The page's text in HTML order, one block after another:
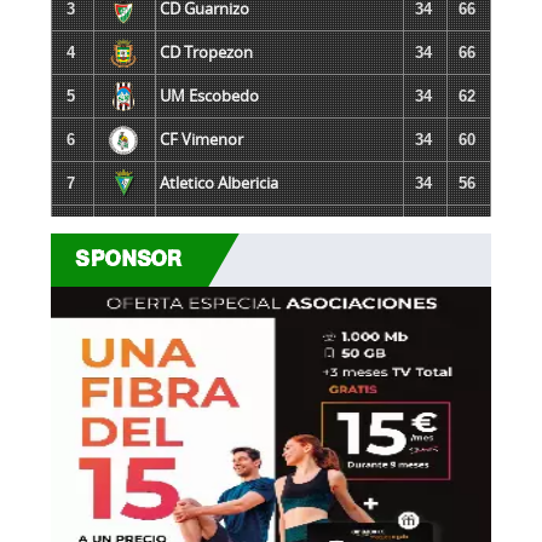
3 CD Guarnizo 34 66
4 CD Tropezon 34 66
5 UM Escobedo 34 62
6 CF Vimenor 34 60
7 Atletico Albericia 34 56
SD Torina
10 CD Bezana 34
Castro FC
Selaya FC 34
CD Barquereño 33
SD Revilla
UC Cartes 34
SPONSOR